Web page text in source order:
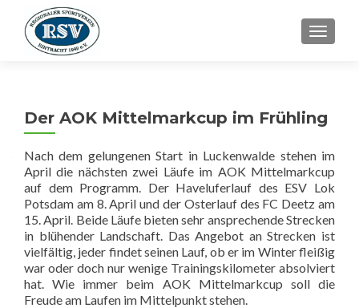
Der AOK Mittelmarkcup im Frühling
Nach dem gelungenen Start in Luckenwalde stehen im
April die nächsten zwei Läufe im AOK Mittelmarkcup
auf dem Programm. Der Haveluferlauf des ESV Lok
Potsdam am 8. April und der Osterlauf des FC Deetz am
15. April. Beide Läufe bieten sehr ansprechende Strecken
in blühender Landschaft. Das Angebot an Strecken ist
vielfältig, jeder findet seinen Lauf, ob er im Winter fleißig
war oder doch nur wenige Trainingskilometer absolviert
hat. Wie immer beim AOK Mittelmarkcup soll die
Freude am Laufen im Mittelpunkt stehen.